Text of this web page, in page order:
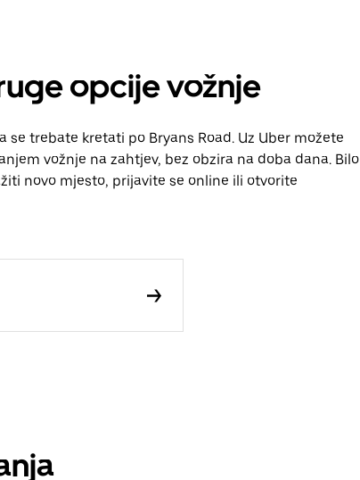
opcije vožnje
trebate kretati po Bryans Road. Uz Uber možete
vožnje na zahtjev, bez obzira na doba dana. Bilo
novo mjesto, prijavite se online ili otvorite